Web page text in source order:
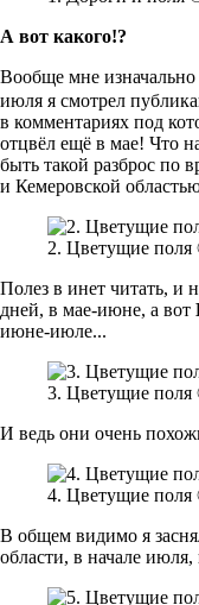
А вот какого!?
Вообще мне изначально
июля я смотрел
в комментариях под
отцвёл ещё в мае! Что
быть такой разброс по
и Кемеровской
2. Цветущие
Полез в инет читать, и
дней, в мае-июне, а вот
июне-июле...
3. Цветущие
И ведь они очень
4. Цветущие
В общем видимо я
области, в начале